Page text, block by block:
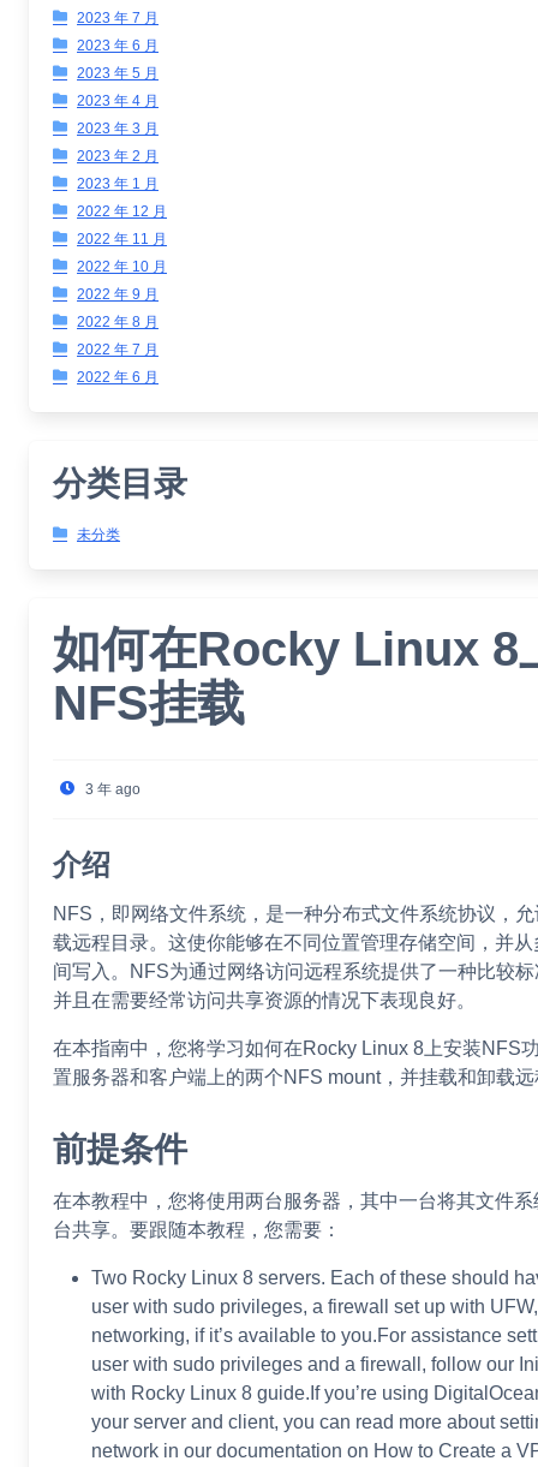
2023 年 7 月
2023 年 6 月
2023 年 5 月
2023 年 4 月
2023 年 3 月
2023 年 2 月
2023 年 1 月
2022 年 12 月
2022 年 11 月
2022 年 10 月
2022 年 9 月
2022 年 8 月
2022 年 7 月
2022 年 6 月
分类目录
未分类
如何在Rocky Linux 8
NFS挂载
3 年 ago
介绍
NFS，即网络文件系统，是一种分布式文件系统协议，
载远程目录。这使你能够在不同位置管理存储空间，并
间写入。NFS为通过网络访问远程系统提供了一种比较
并且在需要经常访问共享资源的情况下表现良好。
在本指南中，您将学习如何在Rocky Linux 8上安装NFS
置服务器和客户端上的两个NFS mount，并挂载和卸载
前提条件
在本教程中，您将使用两台服务器，其中一台将其文件
台共享。要跟随本教程，您需要：
Two Rocky Linux 8 servers. Each of these should
user with sudo privileges, a firewall set up with
networking, if it’s available to you.For assistance
user with sudo privileges and a firewall, follow our
with Rocky Linux 8 guide.If you’re using
your server and client, you can read more about
network in our documentation on How to Create a